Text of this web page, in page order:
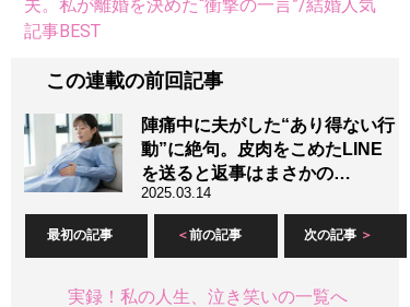
夫。私が離婚を決めた“衝撃の一言”/結婚人気
記事BEST
この連載の前回記事
陣痛中に夫がした“あり得ない行
動”に絶句。皮肉をこめたLINE
を送ると返事はまさかの…
2025.03.14
最初の記事 前の記事 次の記事
実録！私の人生、泣き笑いの一覧へ